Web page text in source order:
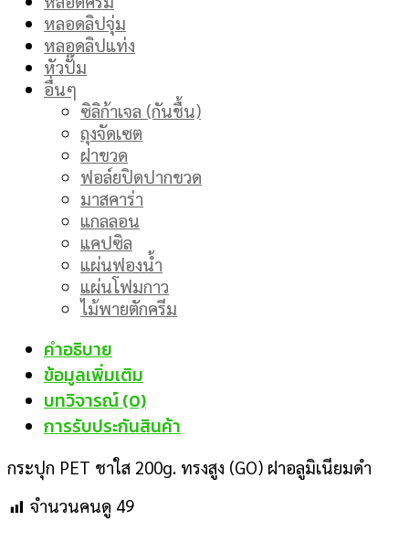
หลอดลิปจุ่ม
หลอดลิปแท่ง
หัวปั๊ม
อื่นๆ
ซิลิก้าเจล (กันชื้น)
ถุงจัดเซต
ฝาขวด
ฟอล์ยปิดปากขวด
มาสคาร่า
แกลลอน
แคปซิล
แผ่นฟองน้ำ
แผ่นโฟมกาว
ไม้พายตักครีม
คำอธิบาย
ข้อมูลเพิ่มเติม
บทวิจารณ์ (0)
การรับประกันสินค้า
กระปุก PET ชาใส 200g. ทรงสูง (GO) ฝาอลูมิเนียมดำ
จำนวนคนดู 49